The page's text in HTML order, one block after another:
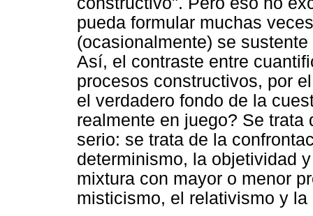
pueda formular muchas
(ocasionalmente) se
Así, el contraste entre
procesos constructivos, por
el verdadero fondo de la
realmente en juego? Se
serio: se trata de la
determinismo, la objetividad
mixtura con mayor o menor
misticismo, el relativismo y